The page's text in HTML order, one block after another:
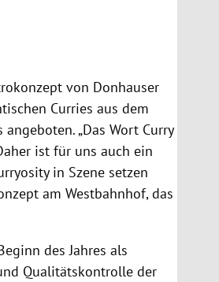
von Donhauser
Curries aus dem
„Das Wort Curry
ist für uns auch ein
in Szene setzen
am Westbahnhof, das
des Jahres als
Qualitätskontrolle der